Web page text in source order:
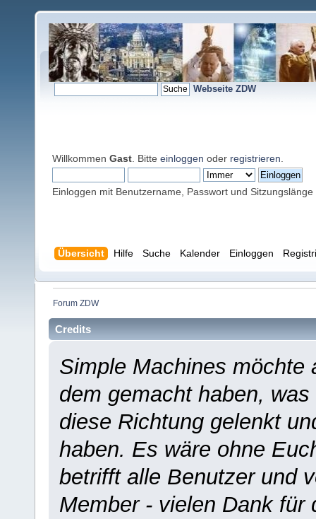
Webseite ZDW
Willkommen Gast . Bitte einloggen oder registrieren
Einloggen mit Benutzername, Passwort und Sitzungslänge
Übersicht Hilfe Suche Kalender Einloggen
Forum ZDW
Credits
Simple Machines möchte
dem gemacht haben,
diese Richtung gelenkt
haben. Es wäre ohne
betrifft alle Benutzer und
Member - vielen Dank für